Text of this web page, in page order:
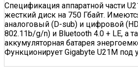
Спецификация аппаратной части
жесткий диск на 750 Гбайт.
аналоговый (D-sub) и цифровой
802.11b/g/n) и Bluetooth 4.0 + LE, а
аккумуляторная батарея
Функционирует Gigabyte U21M